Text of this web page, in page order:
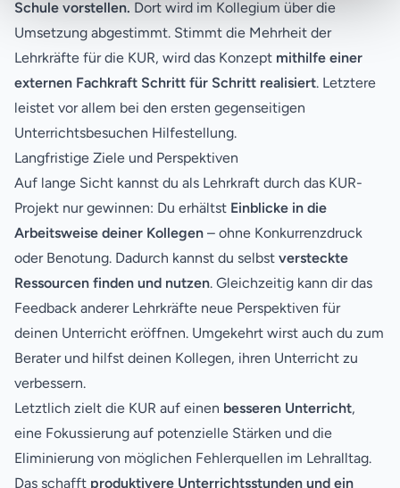
Schule vorstellen. Dort wird im Kollegium über die
Umsetzung abgestimmt. Stimmt die Mehrheit der
Lehrkräfte für die KUR, wird das Konzept mithilfe einer
externen Fachkraft Schritt für Schritt realisiert. Letztere
leistet vor allem bei den ersten gegenseitigen
Unterrichtsbesuchen Hilfestellung.
Langfristige Ziele und Perspektiven
Auf lange Sicht kannst du als Lehrkraft durch das KUR-
Projekt nur gewinnen: Du erhältst Einblicke in die
Arbeitsweise deiner Kollegen – ohne Konkurrenzdruck
oder Benotung. Dadurch kannst du selbst versteckte
Ressourcen finden und nutzen. Gleichzeitig kann dir das
Feedback anderer Lehrkräfte neue Perspektiven für
deinen Unterricht eröffnen. Umgekehrt wirst auch du zum
Berater und hilfst deinen Kollegen, ihren Unterricht zu
verbessern.
Letztlich zielt die KUR auf einen besseren Unterricht,
eine Fokussierung auf potenzielle Stärken und die
Eliminierung von möglichen Fehlerquellen im Lehralltag.
Das schafft produktivere Unterrichtsstunden und ein